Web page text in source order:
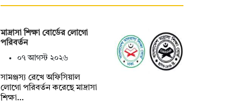
মাদ্রাসা শিক্ষা বোর্ডের লোগো
পরিবর্তন
০৭ আগস্ট ২০২৬
সামঞ্জস্য রেখে অফিসিয়াল
লোগো পরিবর্তন করেছে মাদ্রাসা
শিক্ষা…